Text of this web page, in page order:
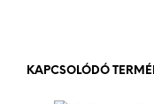
KAPCSOLÓDÓ